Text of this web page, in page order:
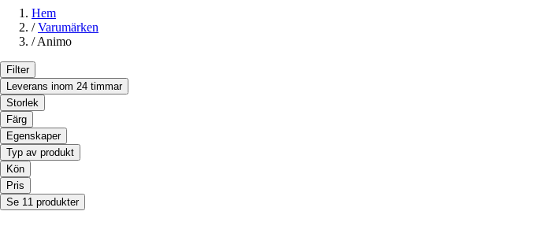
Hem
/ Varumärken
/ Animo
Filter
Leverans inom 24 timmar
Storlek
Färg
Egenskaper
Typ av produkt
Kön
Pris
Se 11 produkter